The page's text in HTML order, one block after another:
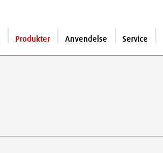
Produkter Anvendelse Service